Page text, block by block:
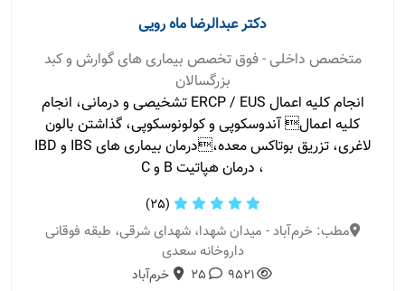
دکتر عبدالرضا ماه رویی
متخصص داخلی - فوق تخصص بیماری های گوارش و کبد
بزرگسالان
انجام کلیه اعمال ERCP / EUS تشخیصی و درمانی، انجام
کلیه اعمال آندوسکوپی و کولونوسکوپی، گذاشتن بالون
لاغری، تزریق بوتاکس معده،درمان بیماری های IBS و IBD
، درمان هپاتیت B و C
(25)
مطب: خرم‌آباد - میدان شهدا، شهدای شرقی، طبقه فوقانی
داروخانه سعدی
9521
25 خرم‌آباد